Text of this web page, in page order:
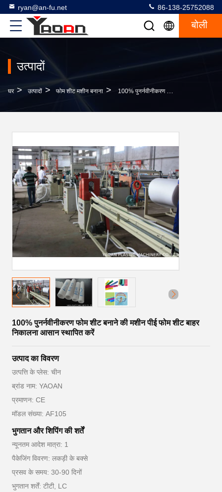
ryan@an-fu.net 86-138-25752088
बोली
उत्पादों
घर > उत्पादों > फोम शीट मशीन बनाना > 100% पुनर्नवीनीकरण फोम शीट बनाने की मशीन पीई फोम शीट बाहर निकालना आसान स्थापित करें
100% पुनर्नवीनीकरण फोम शीट बनाने की मशीन पीई फोम शीट बाहर
निकालना आसान स्थापित करें
उत्पाद का विवरण
उत्पत्ति के प्लेस: चीन
ब्रांड नाम: YAOAN
प्रमाणन: CE
मॉडल संख्या: AF105
भुगतान और शिपिंग की शर्तें
न्यूनतम आदेश मात्रा: 1
पैकेजिंग विवरण: लकड़ी के बक्से
प्रसव के समय: 30-90 दिनों
भुगतान शर्तें: टीटी, LC